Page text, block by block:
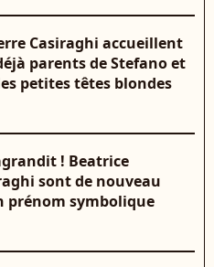
Casiraghi accueillent
parents de Stefano et
petites têtes blondes
! Beatrice
sont de nouveau
prénom symbolique